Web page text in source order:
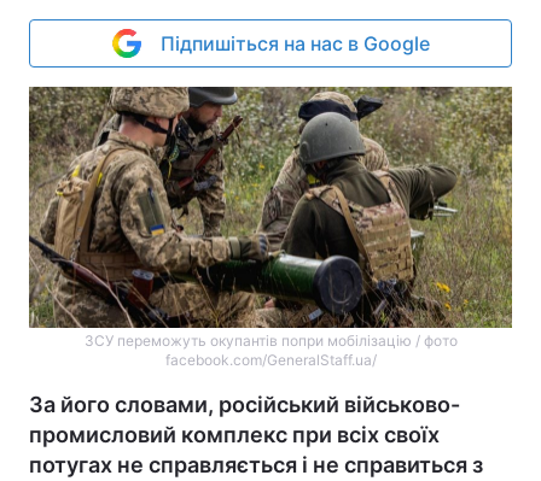
Підпишіться на нас в Google
ЗСУ переможуть окупантів попри мобілізацію / фото
facebook.com/GeneralStaff.ua/
За його словами, російський військово-
промисловий комплекс при всіх своїх
потугах не справляється і не справиться з